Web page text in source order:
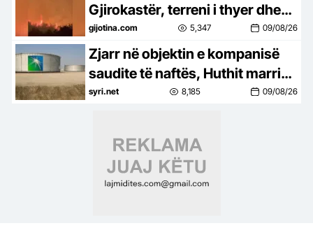
Gjirokastër, terreni i thyer dhe
bimësia vështirësojnë
ndërhyrjen
gijotina.com 5,347 09/08/26
Zjarr në objektin e kompanisë
saudite të naftës, Huthit marrin
përgjegjësinë
syri.net 8,185 09/08/26